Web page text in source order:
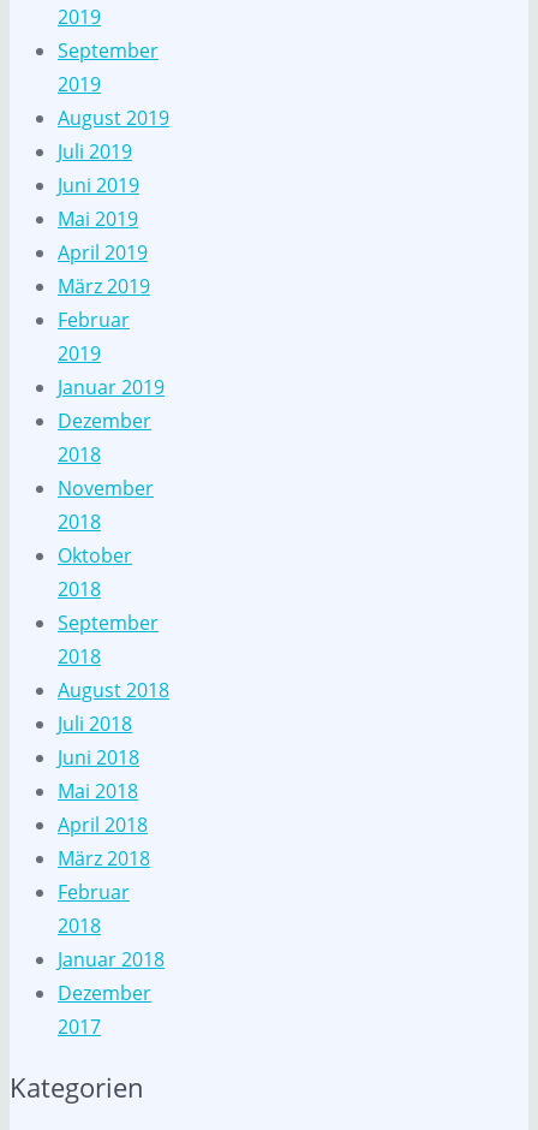
2019
September
2019
August 2019
Juli 2019
Juni 2019
Mai 2019
April 2019
März 2019
Februar
2019
Januar 2019
Dezember
2018
November
2018
Oktober
2018
September
2018
August 2018
Juli 2018
Juni 2018
Mai 2018
April 2018
März 2018
Februar
2018
Januar 2018
Dezember
2017
Kategorien